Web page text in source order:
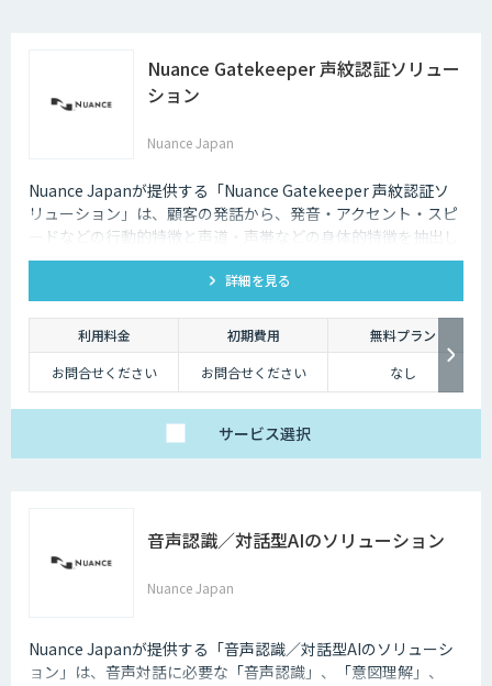
Nuance Gatekeeper 声紋認証ソリュー
ション
Nuance Japan
Nuance Japanが提供する「Nuance Gatekeeper 声紋認証ソ
リューション」は、顧客の発話から、発音・アクセント・スピ
ードなどの行動的特徴と声道・声帯などの身体的特徴を抽出し
た「声紋（Voiceprint）」を利用し本人確認を可能にする生体
認証ソリューションです。
詳細を見る
利用料金 初期費用
無料プラン
お問合せください
お問合せください なし
サービス選択
音声認識／対話型AIのソリューション
Nuance Japan
Nuance Japanが提供する「音声認識／対話型AIのソリューシ
ョン」は、音声対話に必要な「音声認識」、「意図理解」、